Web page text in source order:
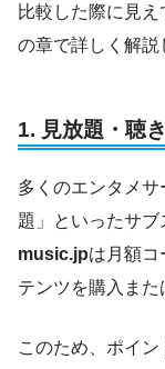
比較した際に見
の章で詳しく解説
1. 見放題・聴
多くのエンタメ
題」といったサブ
music.jpは月額コ
テンツを購入また
このため、ポイン